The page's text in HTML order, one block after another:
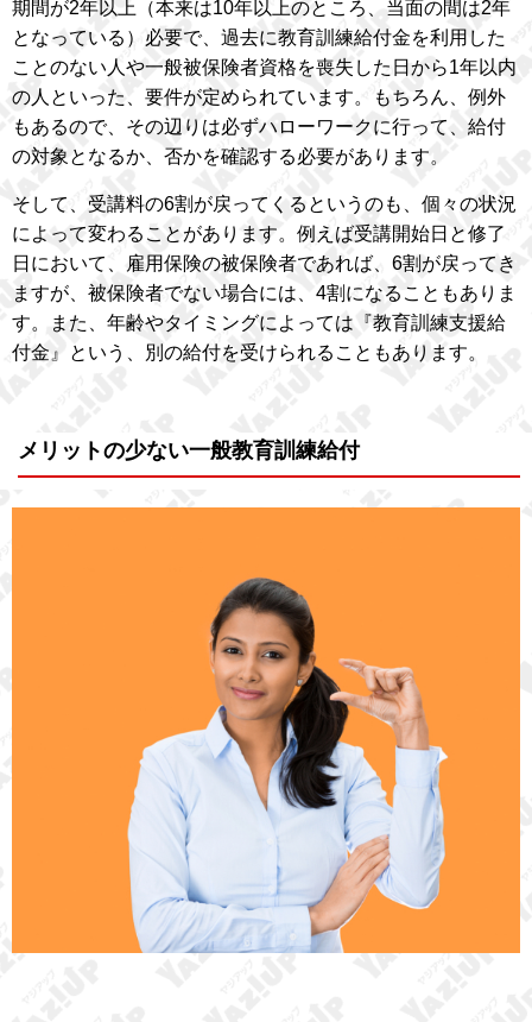
期間が2年以上（本来は10年以上のところ、当面の間は2年
となっている）必要で、過去に教育訓練給付金を利用した
ことのない人や一般被保険者資格を喪失した日から1年以内
の人といった、要件が定められています。もちろん、例外
もあるので、その辺りは必ずハローワークに行って、給付
の対象となるか、否かを確認する必要があります。
そして、受講料の6割が戻ってくるというのも、個々の状況
によって変わることがあります。例えば受講開始日と修了
日において、雇用保険の被保険者であれば、6割が戻ってき
ますが、被保険者でない場合には、4割になることもありま
す。また、年齢やタイミングによっては『教育訓練支援給
付金』という、別の給付を受けられることもあります。
メリットの少ない一般教育訓練給付